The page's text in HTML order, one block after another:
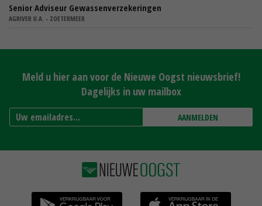
Senior Adviseur Gewassenverzekeringen
AGRIVER U.A. - ZOETERMEER
Meld u hier aan voor de Nieuwe Oogst nieuwsbrief!
Dagelijks in uw mailbox
AANMELDEN